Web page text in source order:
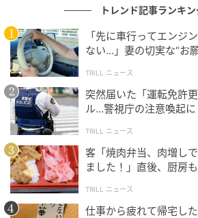
トレンド記事ランキ
「先に車行ってエンジ
ない…」妻の切実な“お
TRILL ニュース
突然届いた「運転免許
ル…警視庁の注意喚起に
TRILL ニュース
客「焼肉弁当、肉増し
ました！」直後、厨房
験談2選＞
TRILL ニュース
仕事から疲れて帰宅し